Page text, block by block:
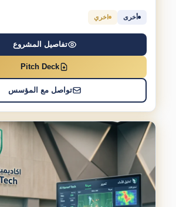
أخرى اخري
تفاصيل المشروع
Pitch Deck
تواصل مع المؤسس